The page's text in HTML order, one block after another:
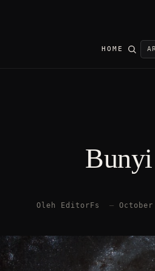
HOME
Oleh EditorFs —